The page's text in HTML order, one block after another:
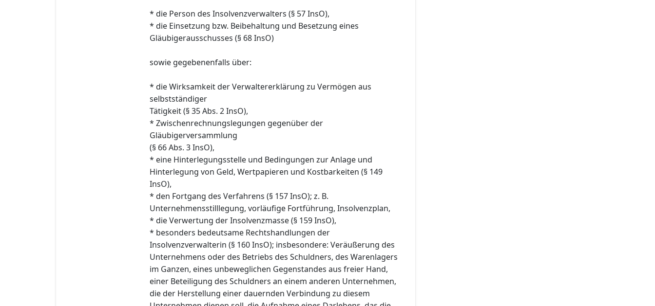
* die Person des Insolvenzverwalters (§ 57 InsO),
* die Einsetzung bzw. Beibehaltung und Besetzung eines
Gläubigerausschusses (§ 68 InsO)
sowie gegebenenfalls über:
* die Wirksamkeit der Verwaltererklärung zu Vermögen aus
selbstständiger
Tätigkeit (§ 35 Abs. 2 InsO),
* Zwischenrechnungslegungen gegenüber der
Gläubigerversammlung
(§ 66 Abs. 3 InsO),
* eine Hinterlegungsstelle und Bedingungen zur Anlage und
Hinterlegung von Geld, Wertpapieren und Kostbarkeiten (§ 149
InsO),
* den Fortgang des Verfahrens (§ 157 InsO); z. B.
Unternehmensstilllegung, vorläufige Fortführung, Insolvenzplan,
* die Verwertung der Insolvenzmasse (§ 159 InsO),
* besonders bedeutsame Rechtshandlungen der
Insolvenzverwalterin (§ 160 InsO); insbesondere: Veräußerung des
Unternehmens oder des Betriebs des Schuldners, des Warenlagers
im Ganzen, eines unbeweglichen Gegenstandes aus freier Hand,
einer Beteiligung des Schuldners an einem anderen Unternehmen,
die der Herstellung einer dauernden Verbindung zu diesem